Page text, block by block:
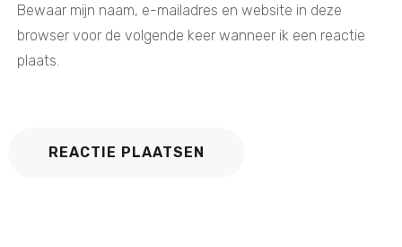
Bewaar mijn naam, e-mailadres en website in deze
browser voor de volgende keer wanneer ik een reactie
plaats.